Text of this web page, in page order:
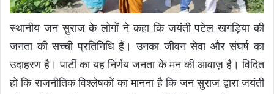
स्थानीय जन सुराज के लोगों ने कहा कि जयंती पटेल खगड़िया की
जनता की सच्ची प्रतिनिधि हैं। उनका जीवन सेवा और संघर्ष का
उदाहरण है। पार्टी का यह निर्णय जनता के मन की आवाज़ है। विदित
हो कि राजनीतिक विश्लेषकों का मानना है कि जन सुराज द्वारा जयंती